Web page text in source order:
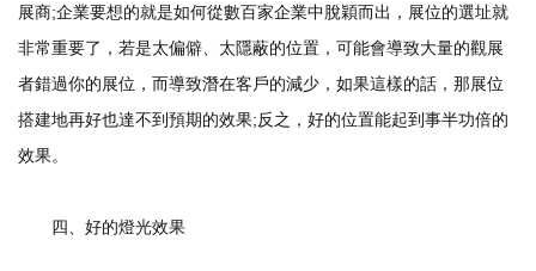
展商;企業要想的就是如何從數百家企業中脫穎而出，展位的選址就
非常重要了，若是太偏僻、太隱蔽的位置，可能會導致大量的觀展
者錯過你的展位，而導致潛在客戶的減少，如果這樣的話，那展位
搭建地再好也達不到預期的效果;反之，好的位置能起到事半功倍的
效果。
四、好的燈光效果